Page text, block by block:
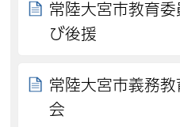
常陸大宮市教育
び後援
常陸大宮市義務
会